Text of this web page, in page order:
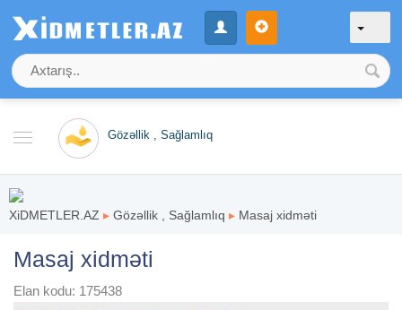
Gözəllik , Sağlamlıq
XiDMETLER.AZ ▸ Gözəllik , Sağlamlıq ▸ Masaj xidməti
Masaj xidməti
Elan kodu: 175438